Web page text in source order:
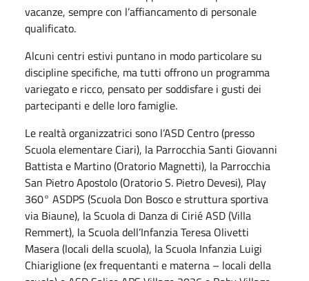
vacanze, sempre con l’affiancamento di personale
qualificato.
Alcuni centri estivi puntano in modo particolare su
discipline specifiche, ma tutti offrono un programma
variegato e ricco, pensato per soddisfare i gusti dei
partecipanti e delle loro famiglie.
Le realtà organizzatrici sono l’ASD Centro (presso
Scuola elementare Ciari), la Parrocchia Santi Giovanni
Battista e Martino (Oratorio Magnetti), la Parrocchia
San Pietro Apostolo (Oratorio S. Pietro Devesi), Play
360° ASDPS (Scuola Don Bosco e struttura sportiva
via Biaune), la Scuola di Danza di Cirié ASD (Villa
Remmert), la Scuola dell’Infanzia Teresa Olivetti
Masera (locali della scuola), la Scuola Infanzia Luigi
Chiariglione (ex frequentanti e materna – locali della